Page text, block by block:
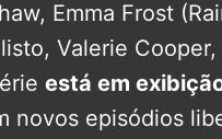
Emma Frost
Valerie Cooper,
está em
novos episódios